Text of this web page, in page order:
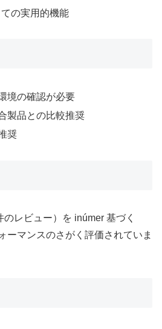
の実用的機能
境の確認が必要
製品との比較推奨
奨
レビュー）を inúmer 基づく
ーマンスのさがく評価されていま